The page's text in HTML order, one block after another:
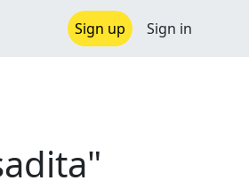
Sign up Sign in